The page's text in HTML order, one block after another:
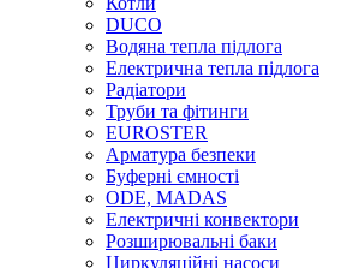
DUCO
Водяна тепла підлога
Електрична тепла підлога
Радіатори
Труби та фітинги
EUROSTER
Арматура безпеки
Буферні ємності
ODE, MADAS
Електричні конвектори
Розширювальні баки
Циркуляційні насоси